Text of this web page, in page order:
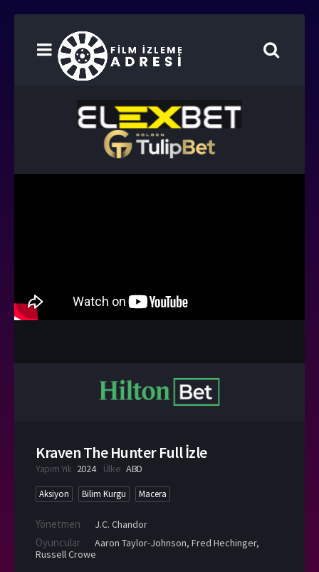
Kraven The Hunter Full İzle
Yapım Yılı 2024 Ülke ABD
Aksiyon Bilim Kurgu Macera
Yönetmen J.C. Chandor
Oyuncular Aaron Taylor-Johnson, Fred Hechinger,
Russell Crowe